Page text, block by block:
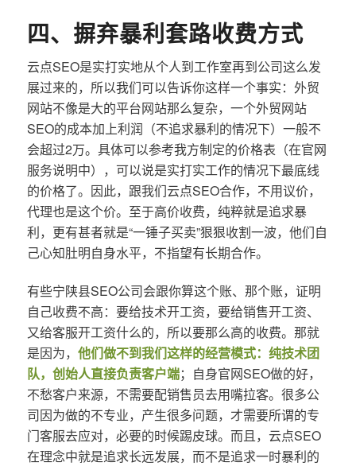
四、摒弃暴利套路收费方式
云点SEO是实打实地从个人到工作室再到公司这么发
展过来的，所以我们可以告诉你这样一个事实：外贸
网站不像是大的平台网站那么复杂，一个外贸网站
SEO的成本加上利润（不追求暴利的情况下）一般不
会超过2万。具体可以参考我方制定的价格表（在官网
服务说明中），可以说是实打实工作的情况下最底线
的价格了。因此，跟我们云点SEO合作，不用议价，
代理也是这个价。至于高价收费，纯粹就是追求暴
利，更有甚者就是“一锤子买卖”狠狠收割一波，他们自
己心知肚明自身水平，不指望有长期合作。
有些宁陕县SEO公司会跟你算这个账、那个账，证明
自己收费不高：要给技术开工资，要给销售开工资、
又给客服开工资什么的，所以要那么高的收费。那就
是因为， 他们做不到我们这样的经营模式：纯技术团
队，创始人直接负责客户端；自身官网SEO做的好，
不愁客户来源，不需要配销售员去用嘴拉客。很多公
司因为做的不专业，产生很多问题，才需要所谓的专
门客服去应对，必要的时候踢皮球。而且，云点SEO
在理念中就是追求长远发展，而不是追求一时暴利的